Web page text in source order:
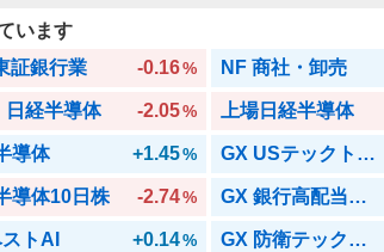
います
証銀行業
-0.16% NF 商社・卸売
日経半導体 -2.05% 上場日経半導体
導体 +1.45% GX USテックトップ20
導体10日株 -2.74% GX 銀行高配当日本株
トAI +0.14% GX 防衛テック日本株